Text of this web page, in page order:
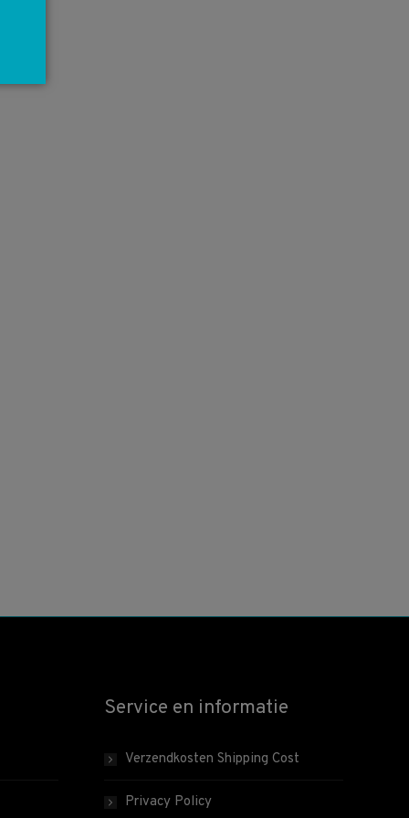
Service en informatie
Verzendkosten Shipping Cost
Privacy Policy